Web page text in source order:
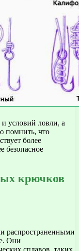
условий ловли, а
помнить, что
более
безопасное
крючков
распространенными
Они
сплавов, таких